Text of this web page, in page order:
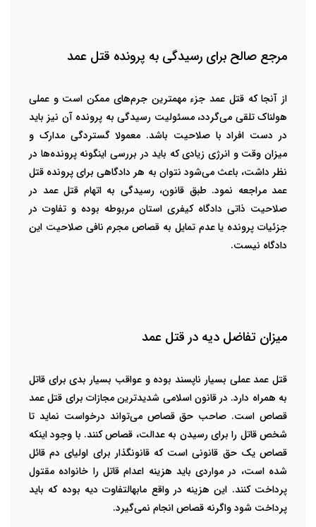
مرجع صالح برای رسیدگی به پرونده قتل عمد
از آنجا که قتل عمد جزء مهمترین جرم‌های ممکن است و عملی
هولناک تلقی می‌گردد، مسئولیت رسیدگی به پرونده آن نیز باید
در دست افراد با صلاحیت باشد. معمولا گستردگی مدارک و
میزان وقت و انرژی زیادی که باید در بررسی اینگونه پرونده‌ها در
نظر داشت، باعث می‌شود نتوان به هر دادگاهی برای پرونده قتل
عمد مراجعه نمود. طبق قانون، رسیدگی به اتهام قتل عمد در
صلاحیت ذاتی دادگاه کیفری استان مربوطه بوده و تفاوت در
جزئیات پرونده یا عدم تمایل به قصاص مجرم نافی صلاحیت این
دادگاه نیست.
میزان تفاضل دیه در قتل عمد
قتل عمد عملی بسیار ناپسند بوده و عواقب بسیار بدی برای قاتل
به همراه دارد. در قانون اسلامی شدیدترین مجازات برای قتل عمد
قصاص است. صاحب حق قصاص می‌تواند درخواست نماید تا
شخص قاتل را برای رسیدن به عدالت، قصاص کنند. با وجود اینکه
قصاص یک حق قانونی است که قانونگذار برای اولیای دم قائل
شده است، در مواردی باید هزینه اعدام قاتل را خانواده مقتول
پرداخت کنند. این هزینه در واقع مابه­التفاوت دیه بوده که باید
پرداخت شود واگرنه قصاص انجام نمی‌گیرد.